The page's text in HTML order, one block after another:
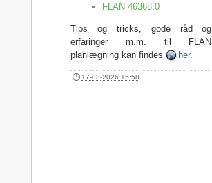
FLAN 46368.0
Tips og tricks, gode råd og
erfaringer m.m. til FLAN
planlægning kan findes
her.
17-03-2026 15:58